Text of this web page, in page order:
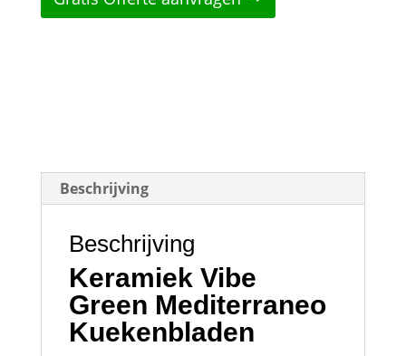
Beschrijving
Beschrijving
Keramiek Vibe
Green Mediterraneo
Kuekenbladen